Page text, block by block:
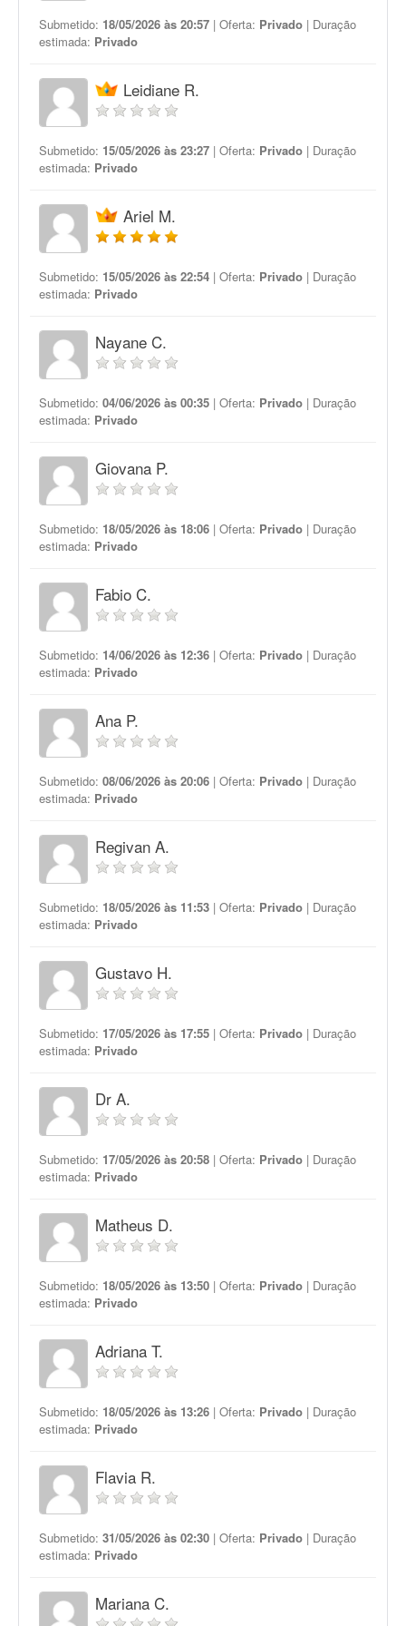
Submetido: 18/05/2026 às 20:57 | Oferta: Privado | Duração
estimada: Privado
Leidiane R.
Submetido: 15/05/2026 às 23:27 | Oferta: Privado | Duração
estimada: Privado
Ariel M.
Submetido: 15/05/2026 às 22:54 | Oferta: Privado | Duração
estimada: Privado
Nayane C.
Submetido: 04/06/2026 às 00:35 | Oferta: Privado | Duração
estimada: Privado
Giovana P.
Submetido: 18/05/2026 às 18:06 | Oferta: Privado | Duração
estimada: Privado
Fabio C.
Submetido: 14/06/2026 às 12:36 | Oferta: Privado | Duração
estimada: Privado
Ana P.
Submetido: 08/06/2026 às 20:06 | Oferta: Privado | Duração
estimada: Privado
Regivan A.
Submetido: 18/05/2026 às 11:53 | Oferta: Privado | Duração
estimada: Privado
Gustavo H.
Submetido: 17/05/2026 às 17:55 | Oferta: Privado | Duração
estimada: Privado
Dr A.
Submetido: 17/05/2026 às 20:58 | Oferta: Privado | Duração
estimada: Privado
Matheus D.
Submetido: 18/05/2026 às 13:50 | Oferta: Privado | Duração
estimada: Privado
Adriana T.
Submetido: 18/05/2026 às 13:26 | Oferta: Privado | Duração
estimada: Privado
Flavia R.
Submetido: 31/05/2026 às 02:30 | Oferta: Privado | Duração
estimada: Privado
Mariana C.